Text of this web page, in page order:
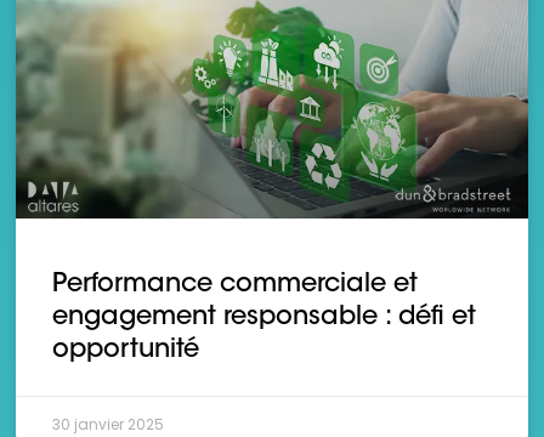
Performance commerciale et
engagement responsable : défi et
opportunité
30 janvier 2025